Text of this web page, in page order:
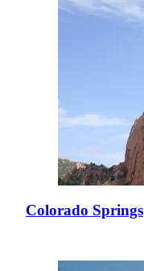
Colorado Springs